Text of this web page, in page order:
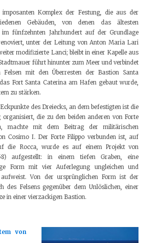
Komplex der Festung, die aus der
Gebäuden, von denen das ältesten
im fünfzehnten Jahrhundert auf der Grundlage
unter der Leitung von Anton Maria Lari
modifizierte Lanci; bleibt in einer Kapelle aus
führt hinunter zum Meer und verbindet
Felsen mit den Überresten der Bastion Santa
Fort Santa Caterina am Hafen gebaut wurde,
zu stärken.
des Dreiecks, an dem befestigten ist die
organisiert, die zu den beiden anderen von Forte
machte mit dem Beitrag der militärischen
Cosimo I. Der Forte Filippo verbunden ist, auf
die Rocca, wurde es auf einem Projekt von
aufgestellt: in einem tiefen Graben, eine
Form mit vier Auferlegung ungleichen und
aufweist. Von der ursprünglichen Form ist der
des Felsens gegenüber dem Unlöslichen, einer
in einer vierzackigen Bastion.